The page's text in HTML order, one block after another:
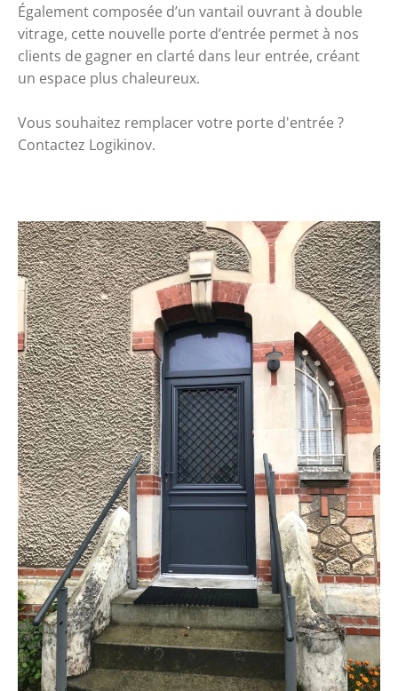
Également composée d’un vantail ouvrant à double
vitrage, cette nouvelle porte d’entrée permet à nos
clients de gagner en clarté dans leur entrée, créant
un espace plus chaleureux.
Vous souhaitez remplacer votre porte d'entrée ?
Contactez Logikinov.